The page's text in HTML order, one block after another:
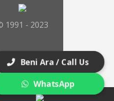
1991 - 2023
Beni Ara / Call Us
WhatsApp